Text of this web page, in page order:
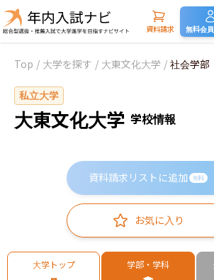
資料請求 無料会
Top / 大学を探す / 大東文化大学 / 社会学部
私立大学
大東文化大学 学校情報
資料請求リストに追加 無料
お気に入り
大学トップ 学部・学科